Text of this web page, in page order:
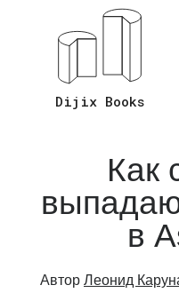
Ответы на Вопросы C#
Язык Программирования Sql
Dijix Books
Как
в
Автор Леонид